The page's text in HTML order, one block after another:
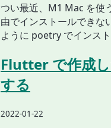
つい最近、M1 Mac を使
由でインストールできな
ように poetry でインス
Flutter で作成
する
2022-01-22